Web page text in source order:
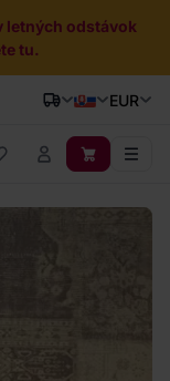
letných odstávok
tu.
EUR